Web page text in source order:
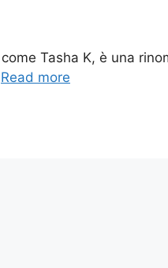
Tasha K, è una
Read more